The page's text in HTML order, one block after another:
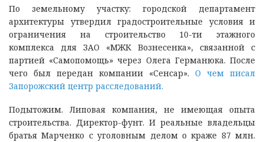
По земельному участку: городской департамент
архитектуры утвердил градостроительные условия и
ограничения на строительство 10-ти этажного
комплекса для ЗАО «МЖК Вознесенка», связанной с
партией «Самопомощь» через Олега Германюка. После
чего был передан компании «Сенсар». О чем писал
Запорожский центр расследований.
Подытожим. Липовая компания, не имеющая опыта
строительства. Директор-фунт. И реальные владельцы
братья Марченко с уголовным делом о краже 87 млн.